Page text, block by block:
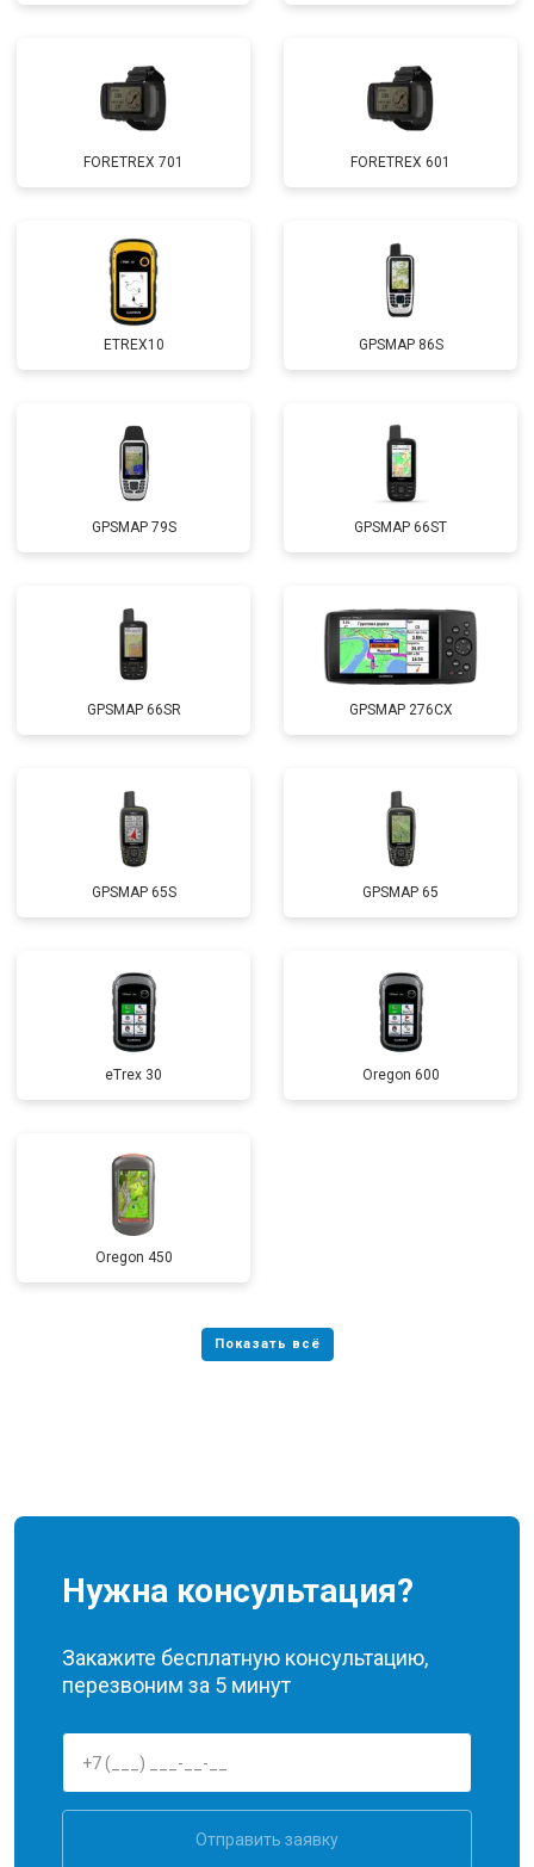
FORETREX 701 FORETREX 601
ETREX10 GPSMAP 86S
GPSMAP 79S GPSMAP 66ST
GPSMAP 66SR GPSMAP 276CX
GPSMAP 65S GPSMAP 65
eTrex 30 Oregon 600
Oregon 450
Нужна консультация?
Закажите бесплатную консультацию,
перезвоним за 5 минут
Отправить заявку